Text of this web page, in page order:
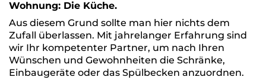
Wohnung: Die Küche.
Aus diesem Grund sollte man hier nichts dem
Zufall überlassen. Mit jahrelanger Erfahrung sind
wir Ihr kompetenter Partner, um nach Ihren
Wünschen und Gewohnheiten die Schränke,
Einbaugeräte oder das Spülbecken anzuordnen.